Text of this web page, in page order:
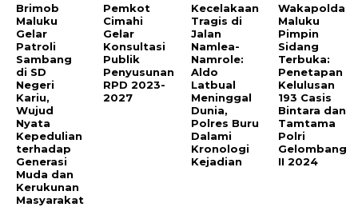
Brimob
Maluku
Gelar
Patroli
Sambang
di SD
Negeri
Kariu,
Wujud
Nyata
Kepedulian
terhadap
Generasi
Muda dan
Kerukunan
Masyarakat
Pemkot
Cimahi
Gelar
Konsultasi
Publik
Penyusunan
RPD 2023-
2027
Kecelakaan
Tragis di
Jalan
Namlea-
Namrole:
Aldo
Latbual
Meninggal
Dunia,
Polres Buru
Dalami
Kronologi
Kejadian
Wakapolda
Maluku
Pimpin
Sidang
Terbuka:
Penetapan
Kelulusan
193 Casis
Bintara dan
Tamtama
Polri
Gelombang
II 2024